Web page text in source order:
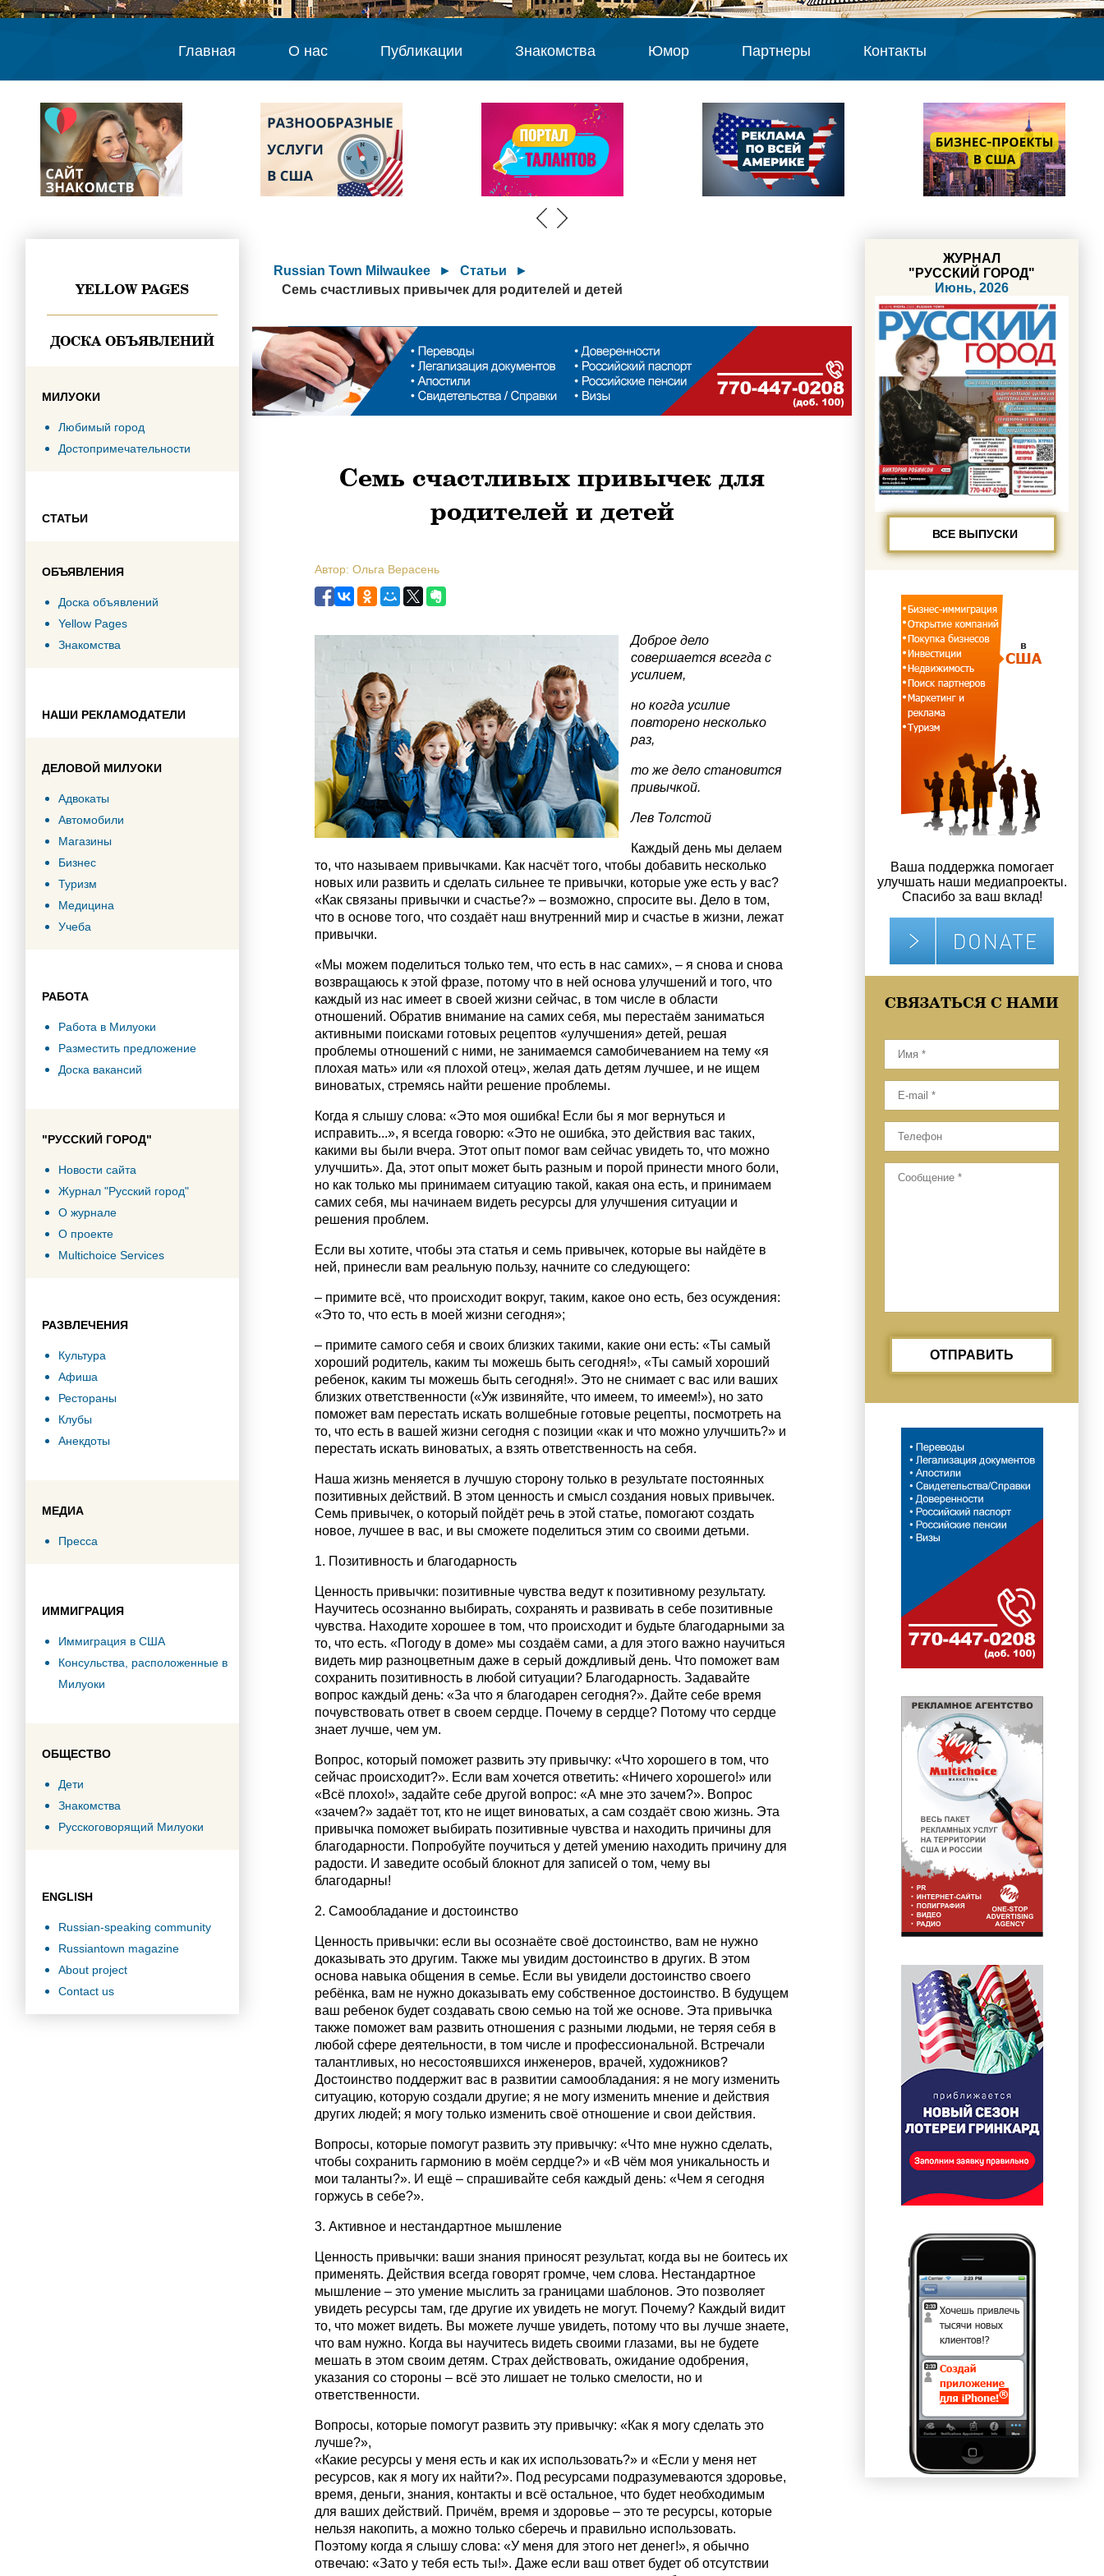
Главная О нас Публикации Знакомства Юмор Партнеры Контакты
YELLOW PAGES
ДОСКА ОБЪЯВЛЕНИЙ
МИЛУОКИ
Любимый город
Достопримечательности
СТАТЬИ
ОБЪЯВЛЕНИЯ
Доска объявлений
Yellow Pages
Знакомства
НАШИ РЕКЛАМОДАТЕЛИ
ДЕЛОВОЙ МИЛУОКИ
Адвокаты
Автомобили
Магазины
Бизнес
Туризм
Медицина
Учеба
РАБОТА
Работа в Милуоки
Разместить предложение
Доска вакансий
"РУССКИЙ ГОРОД"
Новости сайта
Журнал "Русский город"
О журнале
О проекте
Multichoice Services
РАЗВЛЕЧЕНИЯ
Культура
Афиша
Рестораны
Клубы
Анекдоты
МЕДИА
Пресса
ИММИГРАЦИЯ
Иммиграция в США
Консульства, расположенные в
Милуоки
ОБЩЕСТВО
Дети
Знакомства
Русскоговорящий Милуоки
ENGLISH
Russian-speaking community
Russiantown magazine
About project
Contact us
Russian Town Milwaukee ► Статьи
►
Семь счастливых привычек для родителей и детей
Семь счастливых привычек для
родителей и детей
Автор: Ольга Верасень
Доброе дело
совершается всегда с
усилием,
но когда усилие
повторено несколько
раз,
то же дело становится
привычкой.
Лев Толстой
Каждый день мы делаем
то, что называем привычками. Как насчёт того, чтобы добавить несколько
новых или развить и сделать сильнее те привычки, которые уже есть у вас?
«Как связаны привычки и счастье?» – возможно, спросите вы. Дело в том,
что в основе того, что создаёт наш внутренний мир и счастье в жизни, лежат
привычки.
«Мы можем поделиться только тем, что есть в нас самих», – я снова и снова
возвращаюсь к этой фразе, потому что в ней основа улучшений и того, что
каждый из нас имеет в своей жизни сейчас, в том числе в области
отношений. Обратив внимание на самих себя, мы перестаём заниматься
активными поисками готовых рецептов «улучшения» детей, решая
проблемы отношений с ними, не занимаемся самобичеванием на тему «я
плохая мать» или «я плохой отец», желая дать детям лучшее, и не ищем
виноватых, стремясь найти решение проблемы.
Когда я слышу слова: «Это моя ошибка! Если бы я мог вернуться и
исправить...», я всегда говорю: «Это не ошибка, это действия вас таких,
какими вы были вчера. Этот опыт помог вам сейчас увидеть то, что можно
улучшить». Да, этот опыт может быть разным и порой принести много боли,
но как только мы принимаем ситуацию такой, какая она есть, и принимаем
самих себя, мы начинаем видеть ресурсы для улучшения ситуации и
решения проблем.
Если вы хотите, чтобы эта статья и семь привычек, которые вы найдёте в
ней, принесли вам реальную пользу, начните со следующего:
– примите всё, что происходит вокруг, таким, какое оно есть, без осуждения:
«Это то, что есть в моей жизни сегодня»;
– примите самого себя и своих близких такими, какие они есть: «Ты самый
хороший родитель, каким ты можешь быть сегодня!», «Ты самый хороший
ребенок, каким ты можешь быть сегодня!». Это не снимает с вас или ваших
близких ответственности («Уж извиняйте, что имеем, то имеем!»), но зато
поможет вам перестать искать волшебные готовые рецепты, посмотреть на
то, что есть в вашей жизни сегодня с позиции «как и что можно улучшить?» и
перестать искать виноватых, а взять ответственность на себя.
Наша жизнь меняется в лучшую сторону только в результате постоянных
позитивных действий. В этом ценность и смысл создания новых привычек.
Семь привычек, о который пойдёт речь в этой статье, помогают создать
новое, лучшее в вас, и вы сможете поделиться этим со своими детьми.
1. Позитивность и благодарность
Ценность привычки: позитивные чувства ведут к позитивному результату.
Научитесь осознанно выбирать, сохранять и развивать в себе позитивные
чувства. Находите хорошее в том, что происходит и будьте благодарными за
то, что есть. «Погоду в доме» мы создаём сами, а для этого важно научиться
видеть мир разноцветным даже в серый дождливый день. Что поможет вам
сохранить позитивность в любой ситуации? Благодарность. Задавайте
вопрос каждый день: «За что я благодарен сегодня?». Дайте себе время
почувствовать ответ в своем сердце. Почему в сердце? Потому что сердце
знает лучше, чем ум.
Вопрос, который поможет развить эту привычку: «Что хорошего в том, что
сейчас происходит?». Если вам хочется ответить: «Ничего хорошего!» или
«Всё плохо!», задайте себе другой вопрос: «А мне это зачем?». Вопрос
«зачем?» задаёт тот, кто не ищет виноватых, а сам создаёт свою жизнь. Эта
привычка поможет выбирать позитивные чувства и находить причины для
благодарности. Попробуйте поучиться у детей умению находить причину для
радости. И заведите особый блокнот для записей о том, чему вы
благодарны!
2. Самообладание и достоинство
Ценность привычки: если вы осознаёте своё достоинство, вам не нужно
доказывать это другим. Также мы увидим достоинство в других. В этом
основа навыка общения в семье. Если вы увидели достоинство своего
ребёнка, вам не нужно доказывать ему собственное достоинство. В будущем
ваш ребенок будет создавать свою семью на той же основе. Эта привычка
также поможет вам развить отношения с разными людьми, не теряя себя в
любой сфере деятельности, в том числе и профессиональной. Встречали
талантливых, но несостоявшихся инженеров, врачей, художников?
Достоинство поддержит вас в развитии самообладания: я не могу изменить
ситуацию, которую создали другие; я не могу изменить мнение и действия
других людей; я могу только изменить своё отношение и свои действия.
Вопросы, которые помогут развить эту привычку: «Что мне нужно сделать,
чтобы сохранить гармонию в моём сердце?» и «В чём моя уникальность и
мои таланты?». И ещё – спрашивайте себя каждый день: «Чем я сегодня
горжусь в себе?».
3. Активное и нестандартное мышление
Ценность привычки: ваши знания приносят результат, когда вы не боитесь их
применять. Действия всегда говорят громче, чем слова. Нестандартное
мышление – это умение мыслить за границами шаблонов. Это позволяет
увидеть ресурсы там, где другие их увидеть не могут. Почему? Каждый видит
то, что может видеть. Вы можете лучше увидеть, потому что вы лучше знаете,
что вам нужно. Когда вы научитесь видеть своими глазами, вы не будете
мешать в этом своим детям. Страх действовать, ожидание одобрения,
указания со стороны – всё это лишает не только смелости, но и
ответственности.
Вопросы, которые помогут развить эту привычку: «Как я могу сделать это
лучше?»,
«Какие ресурсы у меня есть и как их использовать?» и «Если у меня нет
ресурсов, как я могу их найти?». Под ресурсами подразумеваются здоровье,
время, деньги, знания, контакты и всё остальное, что будет необходимым
для ваших действий. Причём, время и здоровье – это те ресурсы, которые
нельзя накопить, а можно только сберечь и правильно использовать.
Поэтому когда я слышу слова: «У меня для этого нет денег!», я обычно
отвечаю: «Зато у тебя есть ты!». Даже если ваш ответ будет об отсутствии
ЖУРНАЛ
"РУССКИЙ ГОРОД"
Июнь, 2026
ВСЕ ВЫПУСКИ
Ваша поддержка помогает
улучшать наши медиапроекты.
Спасибо за ваш вклад!
СВЯЗАТЬСЯ С НАМИ
ОТПРАВИТЬ